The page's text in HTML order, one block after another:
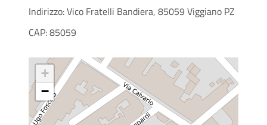
Indirizzo: Vico Fratelli Bandiera, 85059 Viggiano PZ
CAP: 85059
+
−